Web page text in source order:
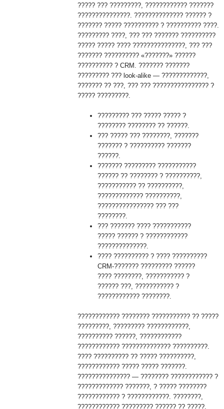
????? ??? ?????????, ???????????? ???????
???????????????. ?????????????? ?????? ?
??????? ????? ?????????? ? ?????????? ????.
????????? ????, ??? ??? ??????? ??????????
????? ????? ???? ???????????????, ??? ???
??????? ?????????? «???????» ??????
?????????? ? CRM. ??????? ???????
????????? ??? look-alike — ?????????????,
??????? ?? ???, ??? ??? ???????????????? ?
????? ?????????.
????????? ??? ????? ????? ?
???????? ???????? ?? ??????.
??? ????? ??? ????????, ???????
??????? ? ?????????? ???????
??????.
??????? ????????? ???????????
?????? ?? ???????? ? ??????????,
??????????? ?? ??????????,
????????????? ??????????,
???????????????? ??? ???
????????.
??? ??????? ???? ???????????
????? ?????? ? ????????????
??????????????.
???? ?????????? ? ???? ??????????
CRM-??????? ????????? ??????
???? ????????, ??????????? ?
?????? ???, ??????????? ?
???????????? ????????.
???????????? ???????? ??????????? ?? ?????
?????????, ????????? ????????????,
?????????? ??????, ????????????
???????????? ?????????????? ??????????.
???? ?????????? ?? ????? ??????????,
???????????? ????? ????? ???????.
??????????????? — ???????? ???????????? ?
????????????? ???????, ? ????? ????????
???????????? ? ????????????. ????????,
???????????? ????????? ?????? ?? ?????,